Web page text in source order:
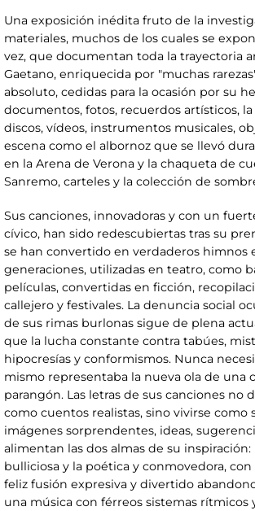
Una exposición inédita fruto de la
materiales, muchos de los cuales se
vez, que documentan toda la trayectoria
Gaetano, enriquecida por "muchas
absoluto, cedidas para la ocasión por su
documentos, fotos, recuerdos artísticos,
discos, vídeos, instrumentos musicales,
escena como el albornoz que se llevó
en la Arena de Verona y la chaqueta de
Sanremo, carteles y la colección de
Sus canciones, innovadoras y con un
cívico, han sido redescubiertas tras su
se han convertido en verdaderos himnos
generaciones, utilizadas en teatro, como
películas, convertidas en ficción,
callejero y festivales. La denuncia social
de sus rimas burlonas sigue de plena
que la lucha constante contra tabúes,
hipocresías y conformismos. Nunca
mismo representaba la nueva ola de una
parangón. Las letras de sus canciones no
como cuentos realistas, sino vivirse como
imágenes sorprendentes, ideas,
alimentan las dos almas de su inspiración:
bulliciosa y la poética y conmovedora,
feliz fusión expresiva y divertido
una música con férreos sistemas rítmicos